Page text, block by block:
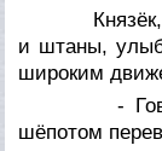
Князёк,
и штаны,
широким
-
шёпотом